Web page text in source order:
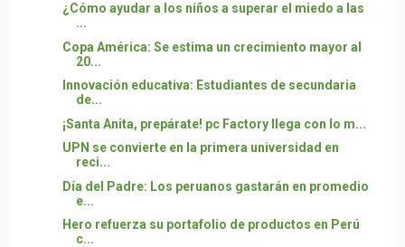
¿Cómo ayudar a los niños a superar el miedo a las
...
Copa América: Se estima un crecimiento mayor al
20...
Innovación educativa: Estudiantes de secundaria
de...
¡Santa Anita, prepárate! pc Factory llega con lo m...
UPN se convierte en la primera universidad en
reci...
Día del Padre: Los peruanos gastarán en promedio
e...
Hero refuerza su portafolio de productos en Perú
c...